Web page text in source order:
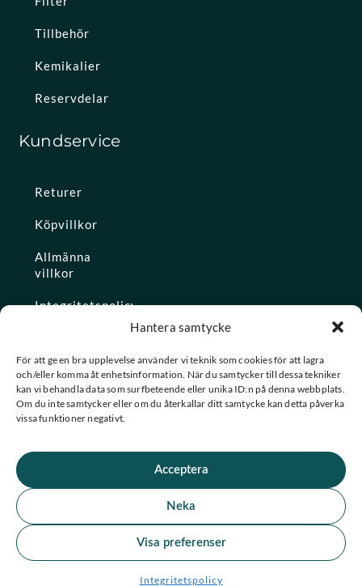
Hantera samtycke
För att ge en bra upplevelse använder vi teknik som cookies för att lagra
och/eller komma åt enhetsinformation. När du samtycker till dessa tekniker
kan vi behandla data som surfbeteende eller unika ID:n på denna webbplats.
Om du inte samtycker eller om du återkallar ditt samtycke kan detta påverka
vissa funktioner negativt.
Acceptera
Neka
Visa preferenser
Integritetspolicy
Tillbehör
Kemikalier
Reservdelar
Kundservice
Returer
Köpvillkor
Allmänna
villkor
Integritetspolicy
Konto
★ Trustpilot
Se alla våra omdömen
© 2026 Spashopen. Alla rättigheter förbehållna.